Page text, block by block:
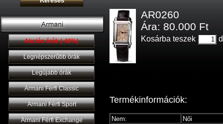
Akciós órák (-40%)
Legnépszerűbb órák
Legújabb órák
Armani Férfi Classic
Armani Férfi Sport
Armani Férfi Exchange
AR0260
Ára: 80.000 Ft
Kosárba teszek
Termékinformációk:
Nem:
Női